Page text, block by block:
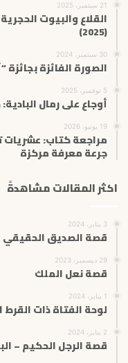
21 سبتمبر، 2025
القلاع والبيوت
(2025)
30 سبتمبر، 2024
الصورة الفائزة بجائزة
5 نوفمبر، 2025
أوجاع على رمال
19 يونيو، 2026
مراجعة كتاب: عشريات
جرعة معرفة مركزة
اكثر المقالات مشاهدةً
3 يناير، 2024
قصة الصديق الحقيقي
29 ديسمبر، 2023
قصة نعل الملك
1 يناير، 2024
لوحة الفتاة ذات القرط
2 يناير، 2024
قصة الرجل الحكيم –